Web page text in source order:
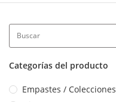
Categorías del producto
Empastes / Colecciones